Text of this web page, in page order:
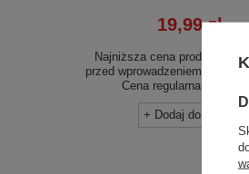
19,99 zł
Najniższa cena produktu w
przed wprowadzeniem obniżki:
Cena regularna:
+ Dodaj do